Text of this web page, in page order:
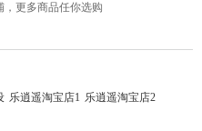
，更多商品任你选购
乐逍遥淘宝店1 乐逍遥淘宝店2